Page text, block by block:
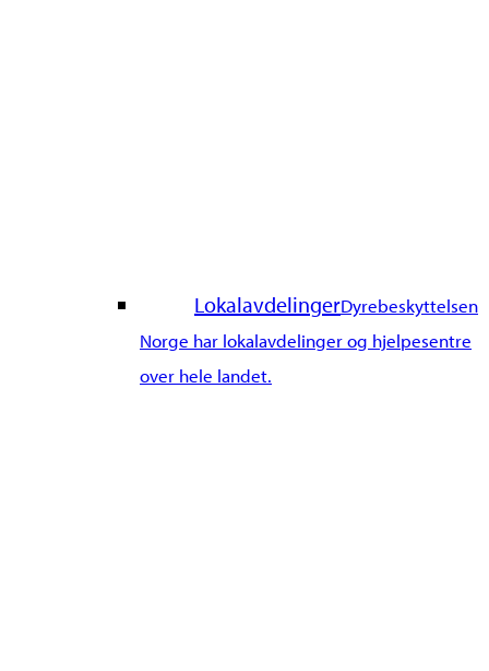
LokalavdelingerDyrebeskyttelsen
Norge har lokalavdelinger og hjelpesentre
over hele landet.